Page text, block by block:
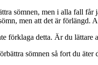
sömnen, men i alla fall
men att det är förlängd.
förklaga detta. Är du
sömnen så fort du